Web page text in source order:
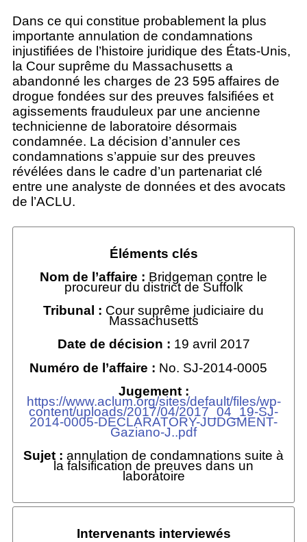
Dans ce qui constitue probablement la plus
importante annulation de condamnations
injustifiées de l’histoire juridique des États-Unis,
la Cour suprême du Massachusetts a
abandonné les charges de 23 595 affaires de
drogue fondées sur des preuves falsifiées et
agissements frauduleux par une ancienne
technicienne de laboratoire désormais
condamnée. La décision d’annuler ces
condamnations s’appuie sur des preuves
révélées dans le cadre d’un partenariat clé
entre une analyste de données et des avocats
de l’ACLU.
Éléments clés
Nom de l’affaire : Bridgeman contre le
procureur du district de Suffolk
Tribunal : Cour suprême judiciaire du
Massachusetts
Date de décision : 19 avril 2017
Numéro de l’affaire : No. SJ-2014-0005
Jugement :
https://www.aclum.org/sites/default/files/wp-
content/uploads/2017/04/2017_04_19-SJ-
2014-0005-DECLARATORY-JUDGMENT-
Gaziano-J..pdf
Sujet : annulation de condamnations suite à
la falsification de preuves dans un
laboratoire
Intervenants interviewés